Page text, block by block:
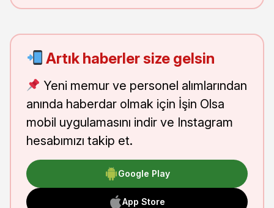
Artık haberler size gelsin
Yeni memur ve personel alımlarından
anında haberdar olmak için İşin Olsa
mobil uygulamasını indir ve Instagram
hesabımızı takip et.
Google Play
App Store